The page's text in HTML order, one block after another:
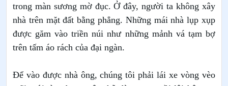
trong màn sương mờ đục. Ở đây, người ta không xây
nhà trên mặt đất bằng phẳng. Những mái nhà lụp xụp
được găm vào triền núi như những mảnh vá tạm bợ
trên tấm áo rách của đại ngàn.
Để vào được nhà ông, chúng tôi phải lái xe vòng vèo